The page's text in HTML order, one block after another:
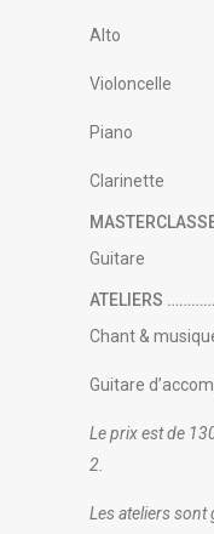
Alto
Violoncelle
Piano
Clarinette
Guitare
ATELIERS
Chant &
Guitare
Le prix est de
2.
Les ateliers sont